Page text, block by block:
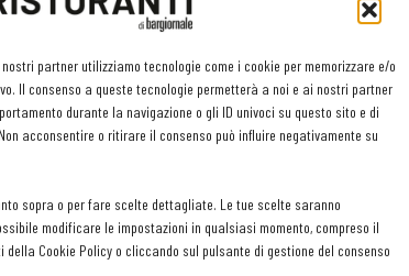
partner utilizziamo tecnologie come i cookie per memorizzare e/o
Il consenso a queste tecnologie permetterà a noi e ai nostri partner
durante la navigazione o gli ID univoci su questo sito e di
acconsentire o ritirare il consenso può influire negativamente su
sopra o per fare scelte dettagliate. Le tue scelte saranno
modificare le impostazioni in qualsiasi momento, compreso il
Cookie Policy o cliccando sul pulsante di gestione del consenso
temperatura, anche se al momento
afferma la Fosan (Fondazione
equilibrata è consentito un consumo
le buone pratiche di preparazione